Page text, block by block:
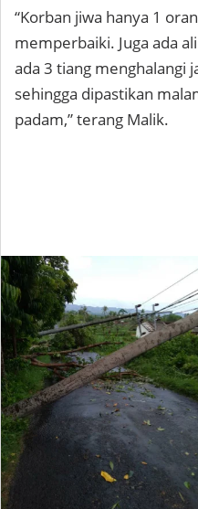
“Korban jiwa hanya 1
memperbaiki. Juga ada
ada 3 tiang menghalangi
sehingga dipastikan
padam,” terang Malik.